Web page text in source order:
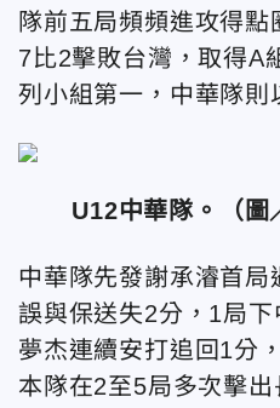
隊前五局頻頻進攻得
7比2擊敗台灣，取得A
列小組第一，中華隊則
U12中華隊 。（圖
中華隊先發謝承濬首
誤與保送失2分，1局
夢杰連續安打追回1分
本隊在2至5局多次擊